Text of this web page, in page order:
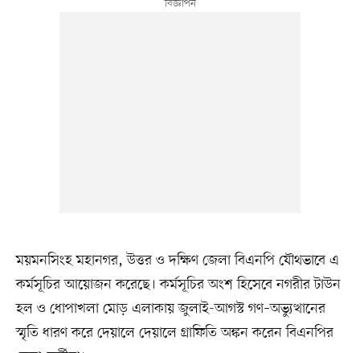
ময়মনসিংহ মহানগর, উত্তর ও দক্ষিণ জেলা বিএনপি যৌথভাবে এ
কর্মসূচির আয়োজন করেছে। কর্মসূচির অংশ হিসেবে নগরীর টাউন
হল ও ধোপাখলা মোড় এলাকায় জুলাই-আগস্ট গণ–অভ্যুত্থানের
স্মৃতি ধারণ করে দেয়ালে দেয়ালে গ্রাফিতি অঙ্কন করেন বিএনপির